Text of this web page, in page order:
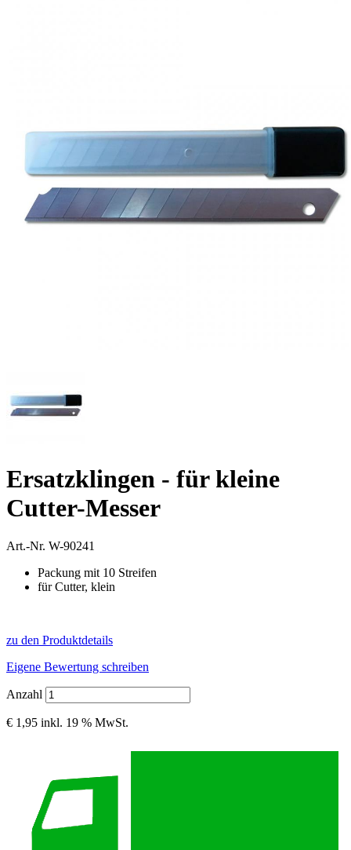
Ersatzklingen - für kleine
Cutter-Messer
Art.-Nr. W-90241
Packung mit 10 Streifen
für Cutter, klein
zu den Produktdetails
Eigene Bewertung schreiben
Anzahl
€ 1,95 inkl. 19 % MwSt.